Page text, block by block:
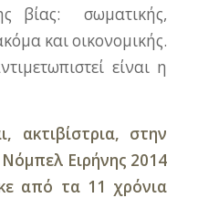
βίας: σωματικής,
και οικονομικής.
είναι η
ακτιβίστρια, στην
Ειρήνης 2014
από τα 11 χρόνια